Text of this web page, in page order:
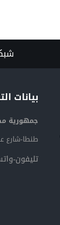
بيانات
جمهورية
طنطا-شارع
تليفون-واتس: